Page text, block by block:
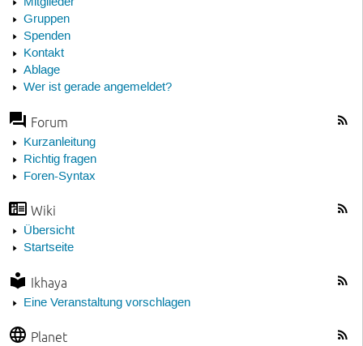
Gruppen
Spenden
Kontakt
Ablage
Wer ist gerade angemeldet?
Forum
Kurzanleitung
Richtig fragen
Foren-Syntax
Wiki
Übersicht
Startseite
Ikhaya
Eine Veranstaltung vorschlagen
Planet